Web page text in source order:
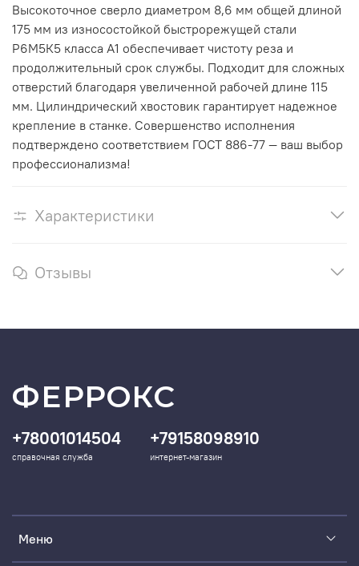
Высокоточное сверло диаметром 8,6 мм общей длиной
175 мм из износостойкой быстрорежущей стали
Р6М5К5 класса А1 обеспечивает чистоту реза и
продолжительный срок службы. Подходит для сложных
отверстий благодаря увеличенной рабочей длине 115
мм. Цилиндрический хвостовик гарантирует надежное
крепление в станке. Совершенство исполнения
подтверждено соответствием ГОСТ 886-77 — ваш выбор
профессионализма!
Характеристики
Отзывы
Меню
+78001014504
справочная служба
+79158098910
интернет-магазин
ФЕРРОКС